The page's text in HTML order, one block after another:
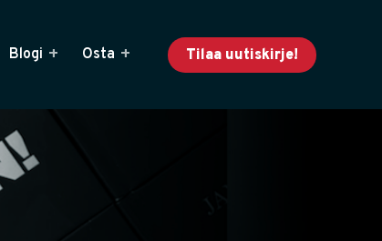
Blogi Osta Tilaa uutiskirje!